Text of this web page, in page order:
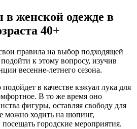
женской одежде в
40+
правила на выбор подходящей
к этому вопросу, изучив
весенне-летнего сезона.
в качестве кэжуал лука для
В то же время оно
фигуры, оставляя свободу для
можно ходить на шопинг,
посещать городские мероприятия.